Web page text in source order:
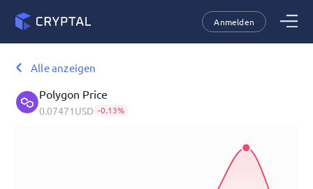
Anmelden
Alle anzeigen
Polygon Price
0.07471 USD -0.13%